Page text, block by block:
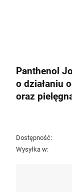
Panthenol
o działaniu
oraz
Dostępność:
Wysyłka w: